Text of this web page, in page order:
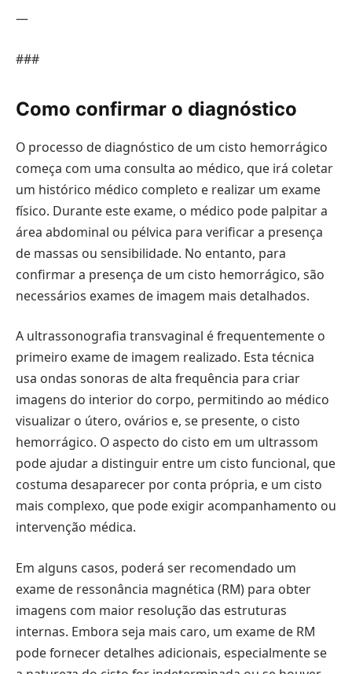
—
###
Como confirmar o diagnóstico
O processo de diagnóstico de um cisto hemorrágico
começa com uma consulta ao médico, que irá coletar
um histórico médico completo e realizar um exame
físico. Durante este exame, o médico pode palpitar a
área abdominal ou pélvica para verificar a presença
de massas ou sensibilidade. No entanto, para
confirmar a presença de um cisto hemorrágico, são
necessários exames de imagem mais detalhados.
A ultrassonografia transvaginal é frequentemente o
primeiro exame de imagem realizado. Esta técnica
usa ondas sonoras de alta frequência para criar
imagens do interior do corpo, permitindo ao médico
visualizar o útero, ovários e, se presente, o cisto
hemorrágico. O aspecto do cisto em um ultrassom
pode ajudar a distinguir entre um cisto funcional, que
costuma desaparecer por conta própria, e um cisto
mais complexo, que pode exigir acompanhamento ou
intervenção médica.
Em alguns casos, poderá ser recomendado um
exame de ressonância magnética (RM) para obter
imagens com maior resolução das estruturas
internas. Embora seja mais caro, um exame de RM
pode fornecer detalhes adicionais, especialmente se